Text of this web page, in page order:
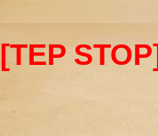
[TEP STOP]